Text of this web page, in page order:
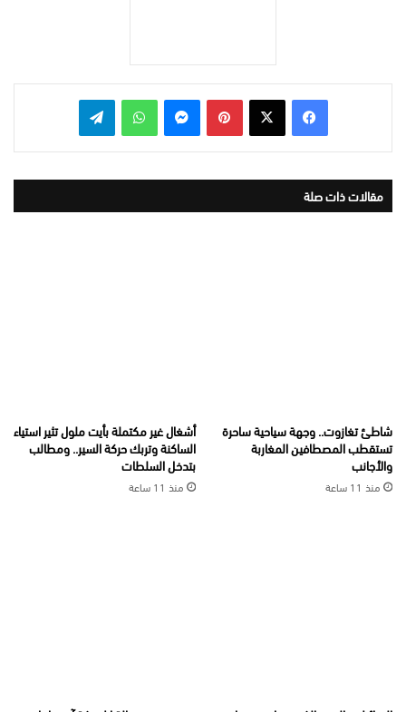
بينتيريست واتساب
مقالات ذات صلة
شاطئ تغازوت.. وجهة سياحية ساحرة
تستقطب المصطافين المغاربة
والأجانب
منذ 11 ساعة
أشغال غير مكتملة بأيت ملول تثير استياء
الساكنة وتربك حركة السير.. ومطالب
بتدخل السلطات
منذ 11 ساعة